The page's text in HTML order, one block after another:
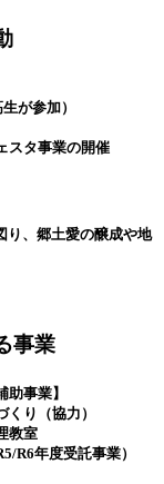
が参加）
タ事業の開催
り、郷土愛の醸成や地
事業
事業】
り（協力）
教室
年度受託事業）